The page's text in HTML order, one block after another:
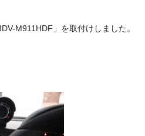
M911HDF」を取付けしました。